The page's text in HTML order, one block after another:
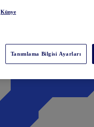
Künye
Tanımlama Bilgisi Ayarları